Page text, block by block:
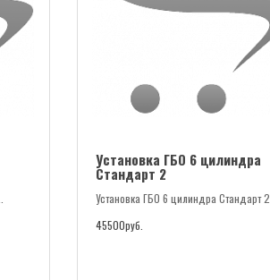
Установка ГБО 6 цилиндра
Стандарт 2
Установка ГБО 6 цилиндра Стандарт 2..
45500руб.